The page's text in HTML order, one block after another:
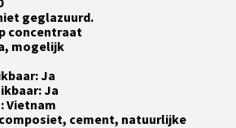
geglazuurd.
concentraat
mogelijk
Ja
Ja
Vietnam
cement, natuurlijke